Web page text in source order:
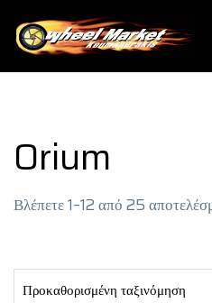
Orium
Βλέπετε 1–12 από 25